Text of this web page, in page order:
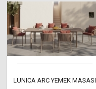
LUNICA ARC YEMEK MASASI